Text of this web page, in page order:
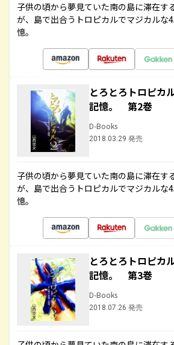
子供の頃から夢見ていた南の島に滞在す
が、島で出合うトロピカルでマジカルな
憶。
とろとろトロピカ
記憶。 第2巻
D-Books
2018.03.29 発売
子供の頃から夢見ていた南の島に滞在す
が、島で出合うトロピカルでマジカルな
憶。
とろとろトロピカ
記憶。 第3巻
D-Books
2018.07.26 発売